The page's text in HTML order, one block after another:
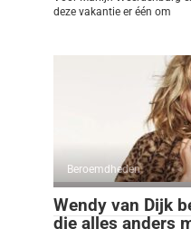
deze vakantie er één om
Beroemdheden
Wendy van Dijk
die alles anders